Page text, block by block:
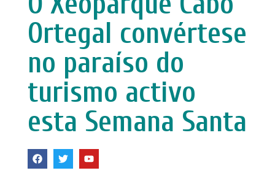
Ortegal convértese
no paraíso do
turismo activo
esta Semana Santa